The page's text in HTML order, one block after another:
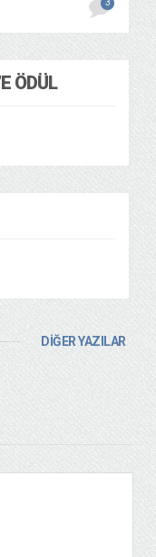
3
ÖDÜL
DİĞER YAZILAR